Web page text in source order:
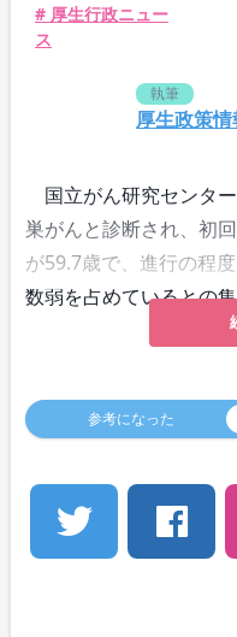
# 厚生行政ニュー
ス
執筆
厚生政策
国立がん研究センタ
巣がんと診断され、初
が59.7歳で、進行の程
数弱を占めているとの
参考になった